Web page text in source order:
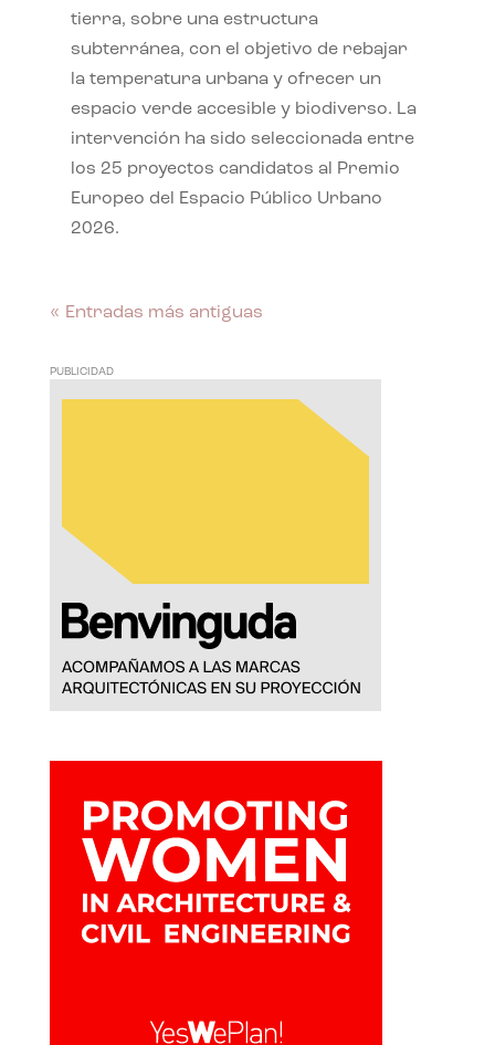
tierra, sobre una estructura
subterránea, con el objetivo de rebajar
la temperatura urbana y ofrecer un
espacio verde accesible y biodiverso. La
intervención ha sido seleccionada entre
los 25 proyectos candidatos al Premio
Europeo del Espacio Público Urbano
2026.
« Entradas más antiguas
PUBLICIDAD